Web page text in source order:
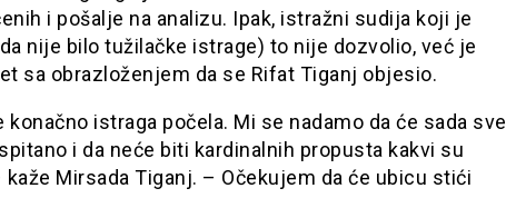
i pošalje na analizu. Ipak, istražni sudija koji je
nije bilo tužilačke istrage) to nije dozvolio, već je
sa obrazloženjem da se Rifat Tiganj objesio.
konačno istraga počela. Mi se nadamo da će sada sve
i da neće biti kardinalnih propusta kakvi su
Mirsada Tiganj. – Očekujem da će ubicu stići